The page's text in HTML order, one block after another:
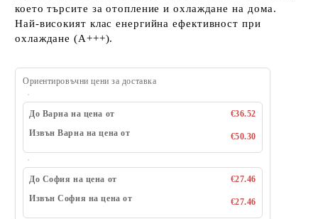
което търсите за отопление и охлаждане на дома.
Най-високият клас енергийна ефективност при
охлаждане (A+++).
Ориентировъчни цени за доставка
До Варна на цена от
€36.52
Извън Варна на цена от
€50.30
До София на цена от
€27.46
Извън София на цена от
€27.46